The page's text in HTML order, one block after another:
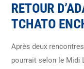
RETOUR
TCHATO
Après deux
pourrait selon le Midi